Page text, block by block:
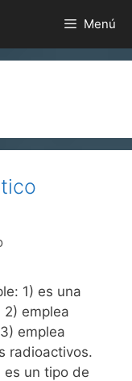
Menú
1) es una
emplea
emplea
radioactivos.
es un tipo de